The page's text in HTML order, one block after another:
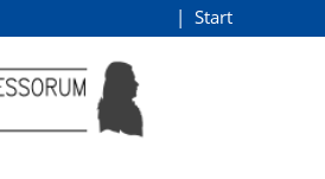
Start